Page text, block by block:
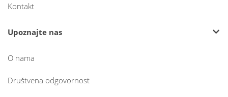
Kontakt
Upoznajte nas
O nama
Društvena odgovornost